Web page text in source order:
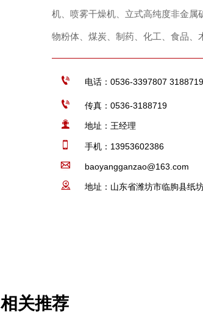
机、喷雾干燥机、立式高纯度非金
物粉体、煤炭、制药、化工、食品、
 电话：0536-3397807 3188719
 传真：0536-3188719
 地址：王经理
 手机：13953602386
 baoyangganzao@163.com
 地址：山东省潍坊市临朐县纸
相关推荐